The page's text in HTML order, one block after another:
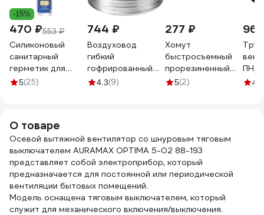
-15%
470 ₽553 ₽
Силиконовый
санитарный
герметик для
ванной и кухни
5(25)
744 ₽
Воздуховод
гибкий
гофрированный
125 мм, 3 м для
4.3(9)
277 ₽
Хомут
быстросъемный
прорезиненный
OM 125 LIFENG
5(2)
ПНД
4.9
О товаре
Осевой вытяжной вентилятор со шнуровым тяговым
выключателем AURAMAX OPTIMA 5-02 88-193
представляет собой электроприбор, который
предназначается для постоянной или периодической
вентиляции бытовых помещений.
Модель оснащена тяговым выключателем, который
служит для механического включения/выключения.